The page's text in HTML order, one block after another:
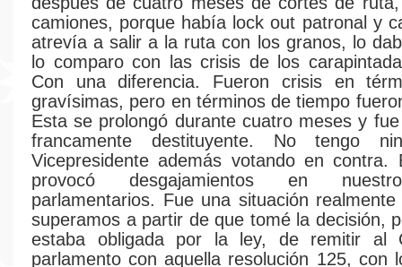
camiones, porque había lock out patronal y
atrevía a salir a la ruta con los granos, lo
lo comparo con las crisis de los
Con una diferencia. Fueron crisis en
gravísimas, pero en términos de tiempo
Esta se prolongó durante cuatro meses y
francamente destituyente. No tengo
Vicepresidente además votando en contra.
provocó desgajamientos en
parlamentarios. Fue una situación
superamos a partir de que tomé la decisión,
estaba obligada por la ley, de remitir al
parlamento con aquella resolución 125, con